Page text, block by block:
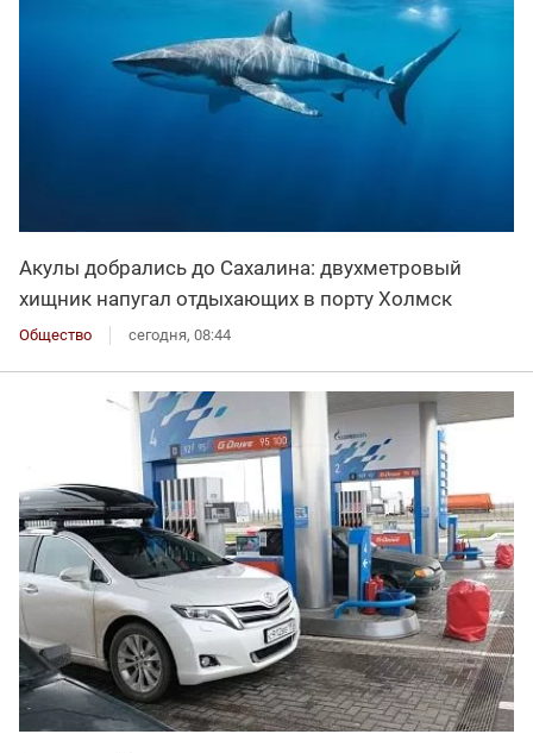
Акулы добрались до Сахалина: двухметровый
хищник напугал отдыхающих в порту Холмск
Общество сегодня, 08:44